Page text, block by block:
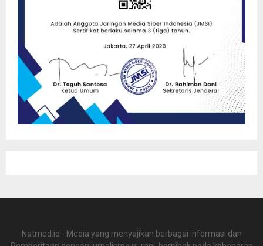
Natmed.id - Media yang menyajikan berbagai Informasi dan